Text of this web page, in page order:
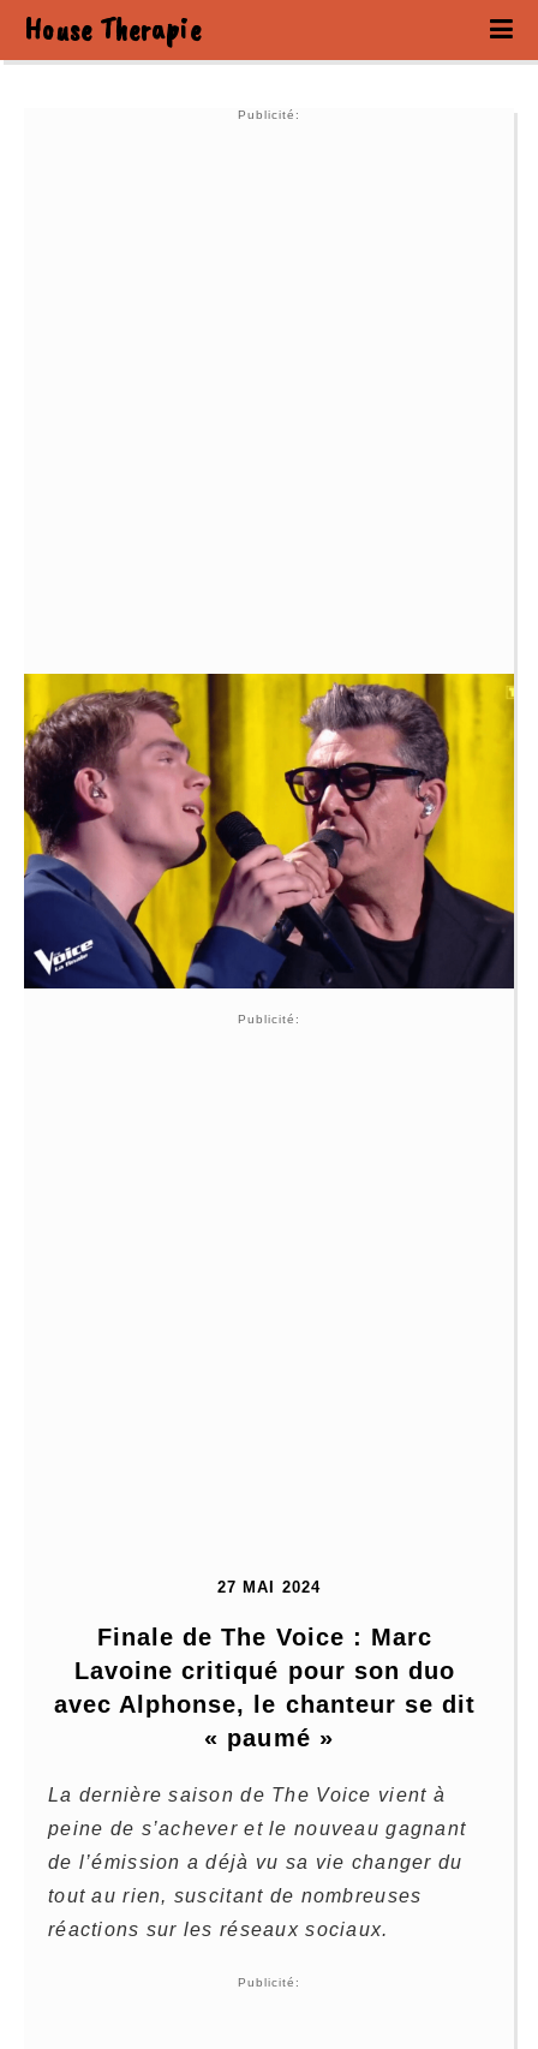
House Therapie
Publicité:
Publicité:
27 MAI 2024
Finale de The Voice : Marc
Lavoine critiqué pour son duo
avec Alphonse, le chanteur se dit
« paumé »
La dernière saison de The Voice vient à
peine de s’achever et le nouveau gagnant
de l’émission a déjà vu sa vie changer du
tout au rien, suscitant de nombreuses
réactions sur les réseaux sociaux.
Publicité: